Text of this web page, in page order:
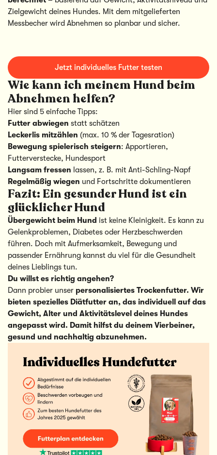
Zielgewicht deines Hundes. Mit dem mitgelieferten
Messbecher wird Abnehmen so planbar und sicher.
Jetzt individuelles Futter testen
Wie kann ich meinem Hund beim
Abnehmen helfen?
Hier sind 5 einfache Tipps:
Futter abwiegen statt schätzen
Leckerlis mitzählen (max. 10 % der Tagesration)
Bewegung spielerisch steigern: Apportieren,
Futterverstecke, Hundesport
Langsam fressen lassen, z. B. mit Anti-Schling-Napf
Regelmäßig wiegen und Fortschritte dokumentieren
Fazit: Ein gesunder Hund ist ein
glücklicher Hund
Übergewicht beim Hund ist keine Kleinigkeit. Es kann zu
Gelenkproblemen, Diabetes oder Herzbeschwerden
führen. Doch mit Aufmerksamkeit, Bewegung und
passender Ernährung kannst du viel für die Gesundheit
deines Lieblings tun.
Du willst es richtig angehen?
Dann probier unser personalisiertes Trockenfutter. Wir
bieten spezielles Diätfutter an, das individuell auf das
Gewicht, Alter und Aktivitätslevel deines Hundes
angepasst wird. Damit hilfst du deinem Vierbeiner,
gesund und nachhaltig abzunehmen.